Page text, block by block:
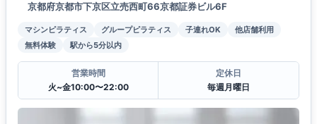
京都府京都市下京区立売西町66京都証券ビル6F
マシンピラティス グループピラティス 子連れOK
他店舗利用
無料体験
駅から5分以内
営業時間
火~金10:00〜22:00
定休日
毎週月曜日